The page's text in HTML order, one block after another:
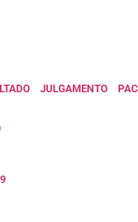
JULGAMENTO PAC